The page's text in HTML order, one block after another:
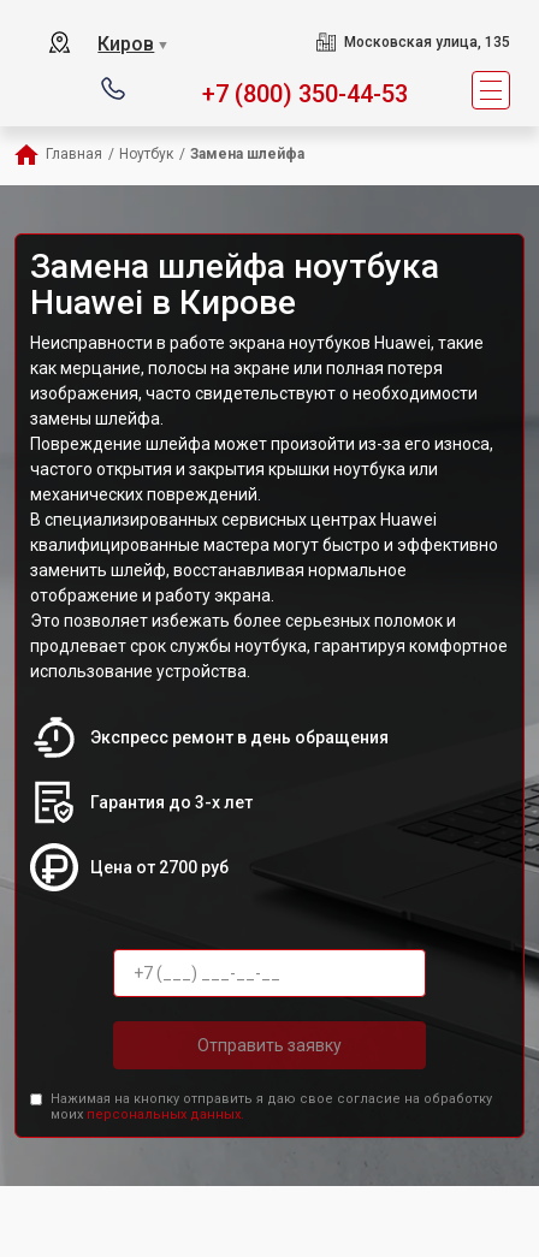
Киров ▼ Московская улица, 135
+7 (800) 350-44-53
Главная / Ноутбук / Замена шлейфа
Замена шлейфа ноутбука
Huawei в Кирове
Неисправности в работе экрана ноутбуков Huawei, такие
как мерцание, полосы на экране или полная потеря
изображения, часто свидетельствуют о необходимости
замены шлейфа.
Повреждение шлейфа может произойти из-за его износа,
частого открытия и закрытия крышки ноутбука или
механических повреждений.
В специализированных сервисных центрах Huawei
квалифицированные мастера могут быстро и эффективно
заменить шлейф, восстанавливая нормальное
отображение и работу экрана.
Это позволяет избежать более серьезных поломок и
продлевает срок службы ноутбука, гарантируя комфортное
использование устройства.
Экспресс ремонт в день обращения
Гарантия до 3-х лет
Цена от 2700 руб
Отправить заявку
Нажимая на кнопку отправить я даю свое согласие на обработку
моих персональных данных.